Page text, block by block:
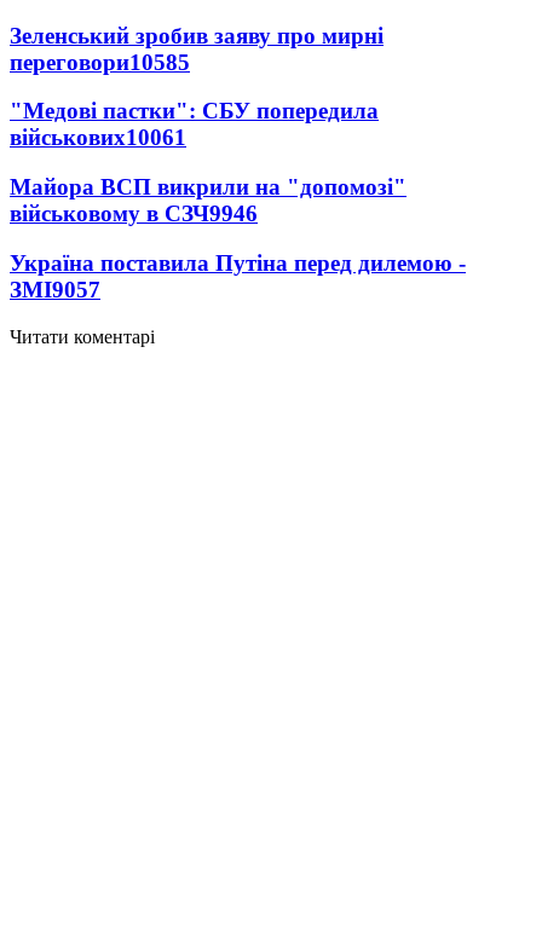
Зеленський зробив заяву про мирні
переговори10585
"Медові пастки": СБУ попередила
військових10061
Майора ВСП викрили на "допомозі"
військовому в СЗЧ9946
Україна поставила Путіна перед дилемою -
ЗМІ9057
Читати коментарі